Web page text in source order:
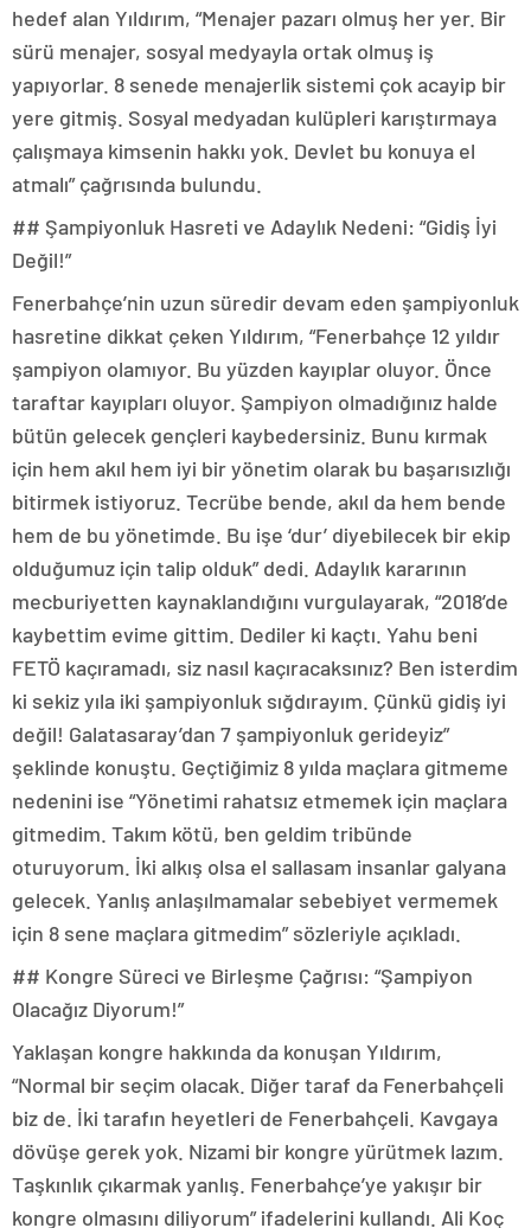
hedef alan Yıldırım, “Menajer pazarı olmuş her yer. Bir
sürü menajer, sosyal medyayla ortak olmuş iş
yapıyorlar. 8 senede menajerlik sistemi çok acayip bir
yere gitmiş. Sosyal medyadan kulüpleri karıştırmaya
çalışmaya kimsenin hakkı yok. Devlet bu konuya el
atmalı” çağrısında bulundu.
## Şampiyonluk Hasreti ve Adaylık Nedeni: “Gidiş İyi
Değil!”
Fenerbahçe’nin uzun süredir devam eden şampiyonluk
hasretine dikkat çeken Yıldırım, “Fenerbahçe 12 yıldır
şampiyon olamıyor. Bu yüzden kayıplar oluyor. Önce
taraftar kayıpları oluyor. Şampiyon olmadığınız halde
bütün gelecek gençleri kaybedersiniz. Bunu kırmak
için hem akıl hem iyi bir yönetim olarak bu başarısızlığı
bitirmek istiyoruz. Tecrübe bende, akıl da hem bende
hem de bu yönetimde. Bu işe ‘dur’ diyebilecek bir ekip
olduğumuz için talip olduk” dedi. Adaylık kararının
mecburiyetten kaynaklandığını vurgulayarak, “2018’de
kaybettim evime gittim. Dediler ki kaçtı. Yahu beni
FETÖ kaçıramadı, siz nasıl kaçıracaksınız? Ben isterdim
ki sekiz yıla iki şampiyonluk sığdırayım. Çünkü gidiş iyi
değil! Galatasaray’dan 7 şampiyonluk gerideyiz”
şeklinde konuştu. Geçtiğimiz 8 yılda maçlara gitmeme
nedenini ise “Yönetimi rahatsız etmemek için maçlara
gitmedim. Takım kötü, ben geldim tribünde
oturuyorum. İki alkış olsa el sallasam insanlar galyana
gelecek. Yanlış anlaşılmamalar sebebiyet vermemek
için 8 sene maçlara gitmedim” sözleriyle açıkladı.
## Kongre Süreci ve Birleşme Çağrısı: “Şampiyon
Olacağız Diyorum!”
Yaklaşan kongre hakkında da konuşan Yıldırım,
“Normal bir seçim olacak. Diğer taraf da Fenerbahçeli
biz de. İki tarafın heyetleri de Fenerbahçeli. Kavgaya
dövüşe gerek yok. Nizami bir kongre yürütmek lazım.
Taşkınlık çıkarmak yanlış. Fenerbahçe’ye yakışır bir
kongre olmasını diliyorum” ifadelerini kullandı. Ali Koç